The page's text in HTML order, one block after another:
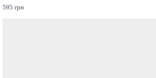
595 грн